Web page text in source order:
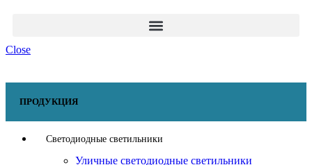
Close
ПРОДУКЦИЯ
Светодиодные светильники
Уличные светодиодные светильники